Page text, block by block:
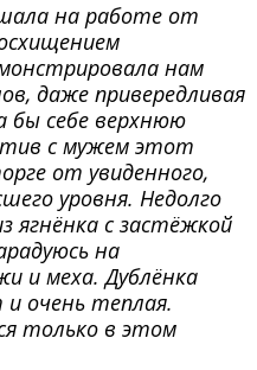
на работе от
нам
даже привередливая
бы себе верхнюю
с мужем этот
от увиденного,
уровня. Недолго
ягнёнка с застёжкой
на
и меха. Дублёнка
очень теплая.
только в этом